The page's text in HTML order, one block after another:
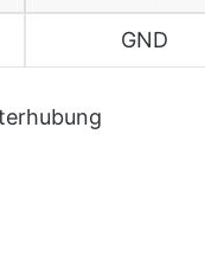
GND